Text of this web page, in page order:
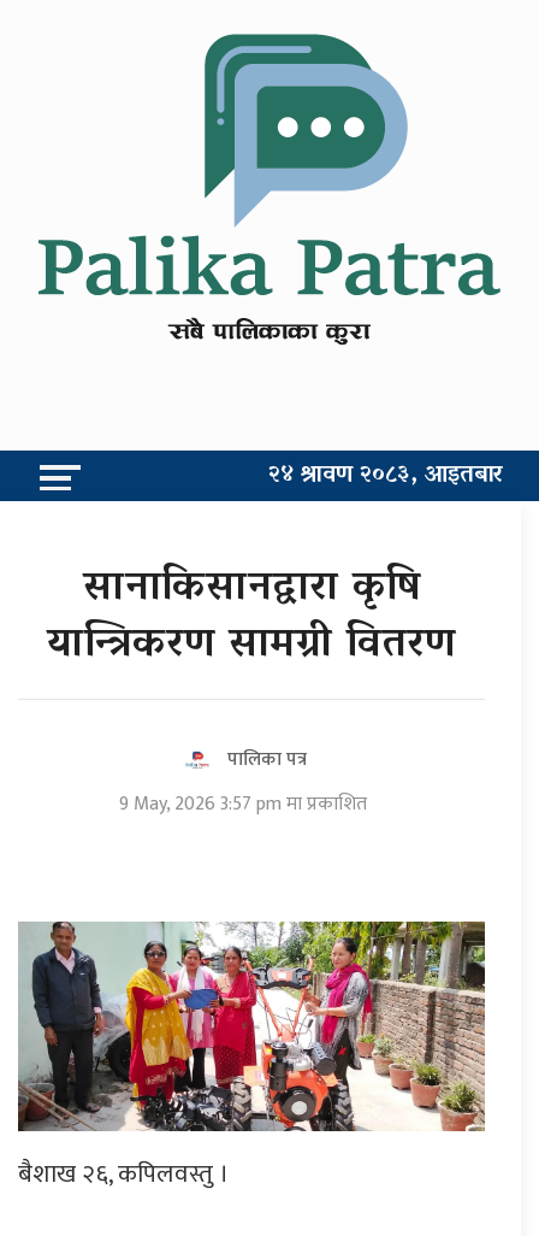
२४ श्रावण २०८३, आइतबार
सानाकिसानद्वारा कृषि
यान्त्रिकरण सामग्री वितरण
पालिका पत्र
9 May, 2026 3:57 pm मा प्रकाशित
बैशाख २६, कपिलवस्तु ।